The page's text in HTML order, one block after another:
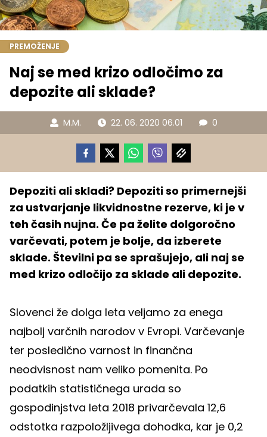
PREMOŽENJE
Naj se med krizo odločimo za
depozite ali sklade?
M.M. 22. 06. 2020 06.01 0
Depoziti ali skladi? Depoziti so primernejši
za ustvarjanje likvidnostne rezerve, ki je v
teh časih nujna. Če pa želite dolgoročno
varčevati, potem je bolje, da izberete
sklade. Številni pa se sprašujejo, ali naj se
med krizo odločijo za sklade ali depozite.
Slovenci že dolga leta veljamo za enega
najbolj varčnih narodov v Evropi. Varčevanje
ter posledično varnost in finančna
neodvisnost nam veliko pomenita. Po
podatkih statističnega urada so
gospodinjstva leta 2018 privarčevala 12,6
odstotka razpoložljivega dohodka, kar je 0,2